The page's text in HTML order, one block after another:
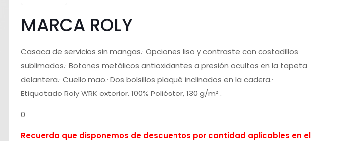
MARCA ROLY
Casaca de servicios sin mangas.· Opciones liso y contraste con costadillos
sublimados.· Botones metálicos antioxidantes a presión ocultos en la tapeta
delantera.· Cuello mao.· Dos bolsillos plaqué inclinados en la cadera.·
Etiquetado Roly WRK exterior. 100% Poliéster, 130 g/m² .
0
Recuerda que disponemos de descuentos por cantidad aplicables en el